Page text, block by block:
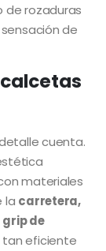
de rozaduras
de
cuenta.
materiales
la carretera,
grip de
tan eficiente